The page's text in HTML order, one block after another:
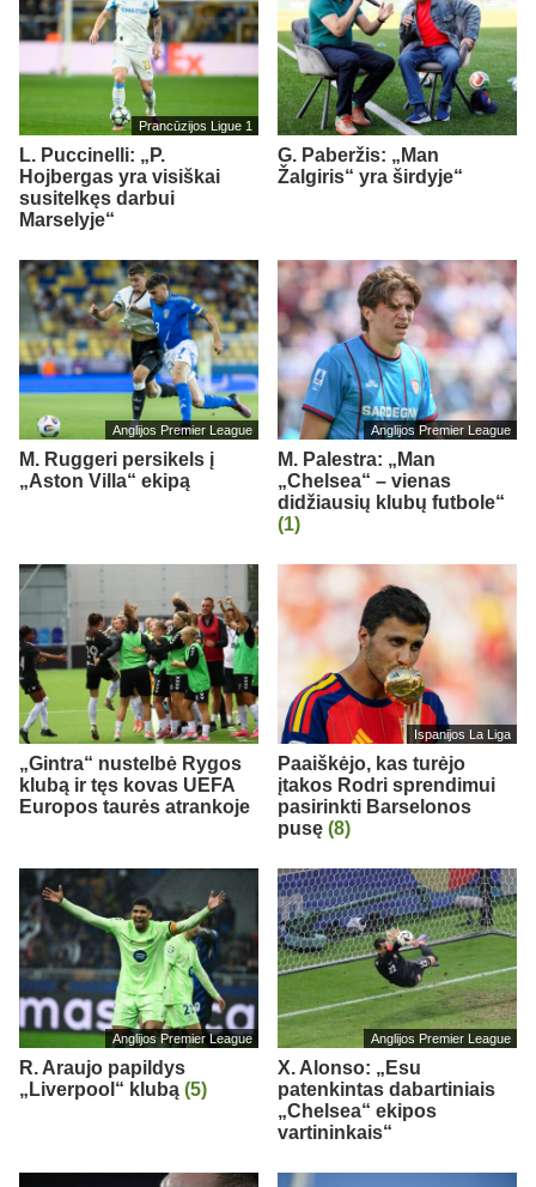
Prancūzijos Ligue 1
L. Puccinelli: „P.
Hojbergas yra visiškai
susitelkęs darbui
Marselyje“
G. Paberžis: „Man
Žalgiris“ yra širdyje“
Anglijos Premier League
M. Ruggeri persikels į
„Aston Villa“ ekipą
Anglijos Premier League
M. Palestra: „Man
„Chelsea“ – vienas
didžiausių klubų futbole“
(1)
„Gintra“ nustelbė Rygos
klubą ir tęs kovas UEFA
Europos taurės atrankoje
Ispanijos La Liga
Paaiškėjo, kas turėjo
įtakos Rodri sprendimui
pasirinkti Barselonos
pusę (8)
Anglijos Premier League
R. Araujo papildys
„Liverpool“ klubą (5)
Anglijos Premier League
X. Alonso: „Esu
patenkintas dabartiniais
„Chelsea“ ekipos
vartininkais“